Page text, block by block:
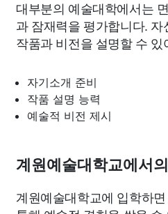
대부분의 예술대학에서는
과 잠재력을 평가합니다.
작품과 비전을 설명할 수 있
자기소개 준비
작품 설명 능력
예술적 비전 제시
계원예술대학교에서
계원예술대학교에 입학하